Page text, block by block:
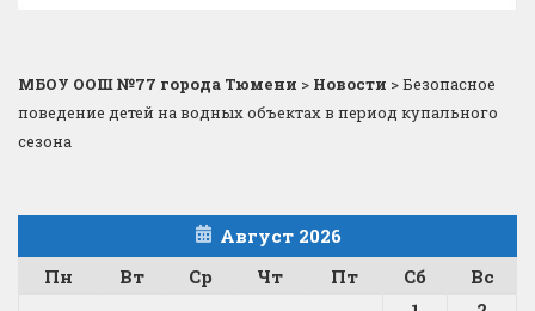
МБОУ ООШ №77 города Тюмени > Новости >Безопасное
поведение детей на водных объектах в период купального
сезона
Август 2026
Пн
Вт Ср Чт Пт Сб
Вс